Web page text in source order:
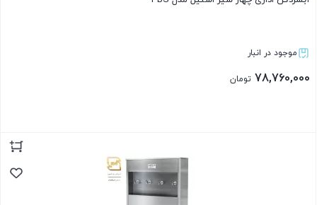
موجود در انبار
78,760,000 تومان